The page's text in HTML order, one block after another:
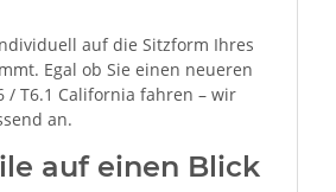
auf die Sitzform Ihres
Egal ob Sie einen neueren
/ T6.1 California fahren – wir
an.
auf einen Blick